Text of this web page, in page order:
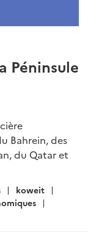
Péninsule
Bahrein, des
du Qatar et
koweit